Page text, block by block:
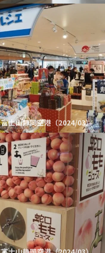
富士山静岡空港（2024/03）